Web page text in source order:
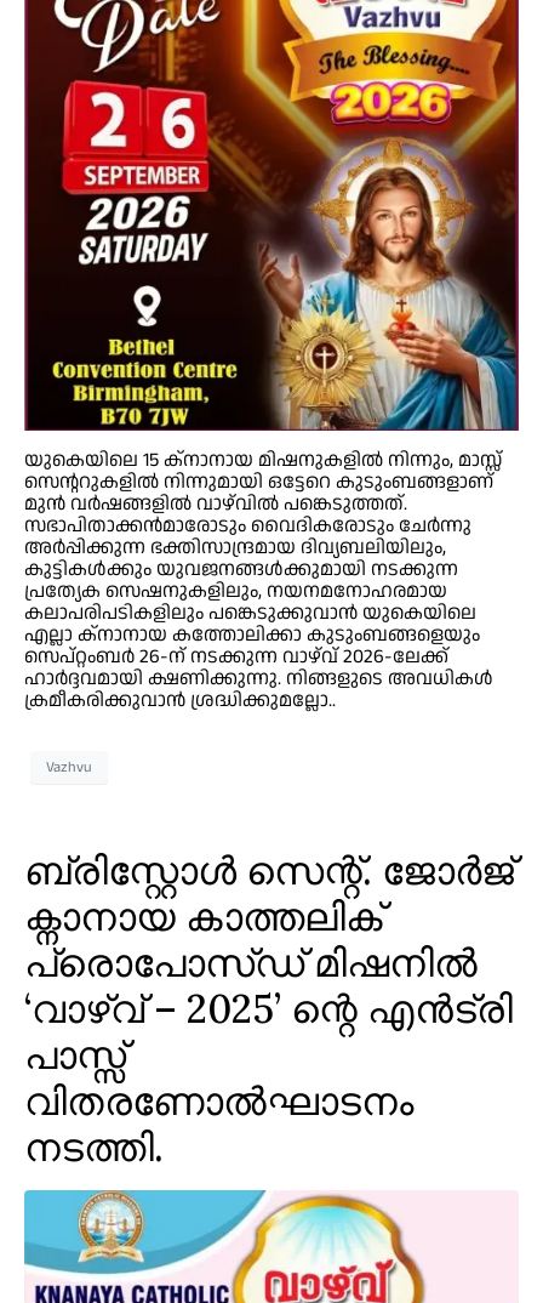
യുകെയിലെ 15 ക്നാനായ മിഷനുകളിൽ നിന്നും, മാസ്സ്
സെന്ററുകളിൽ നിന്നുമായി ഒട്ടേറെ കുടുംബങ്ങളാണ്
മുൻ വർഷങ്ങളിൽ വാഴ്‌വിൽ പങ്കെടുത്തത്.
സഭാപിതാക്കൻമാരോടും വൈദികരോടും ചേർന്നു
അർപ്പിക്കുന്ന ഭക്തിസാന്ദ്രമായ ദിവ്യബലിയിലും,
കുട്ടികൾക്കും യുവജനങ്ങൾക്കുമായി നടക്കുന്ന
പ്രത്യേക സെഷനുകളിലും, നയനമനോഹരമായ
കലാപരിപടികളിലും പങ്കെടുക്കുവാൻ യുകെയിലെ
എല്ലാ ക്നാനായ കത്തോലിക്കാ കുടുംബങ്ങളെയും
സെപ്റ്റംബർ 26-ന് നടക്കുന്ന വാഴ്‌വ് 2026-ലേക്ക്
ഹാർദ്ദവമായി ക്ഷണിക്കുന്നു. നിങ്ങളുടെ അവധികൾ
ക്രമീകരിക്കുവാൻ ശ്രദ്ധിക്കുമല്ലോ..
Vazhvu
ബ്രിസ്റ്റോൾ സെന്റ്. ജോർജ്
ക്നാനായ കാത്തലിക്
പ്രൊപോസ്ഡ് മിഷനിൽ
‘വാഴ്‌വ് – 2025’ ന്റെ എൻട്രി
പാസ്സ്
വിതരണോൽഘാടനം
നടത്തി.